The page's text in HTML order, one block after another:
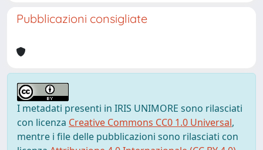
Pubblicazioni consigliate
I metadati presenti in IRIS UNIMORE sono rilasciati
con licenza Creative Commons CC0 1.0 Universal,
mentre i file delle pubblicazioni sono rilasciati con